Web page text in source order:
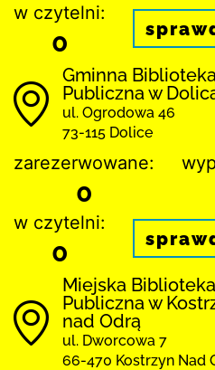
w czytelni:
0
Gminna
Publiczna w
ul. Ogrodowa 46
73-115 Dolice
zarezerwowane:
0
w czytelni:
0
Miejska Biblioteka
Publiczna w
nad Odrą
ul. Dworcowa 7
66-470 Kostrzyn Nad